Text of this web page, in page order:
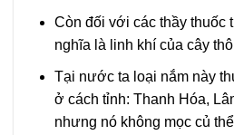
Còn đối với các thầy thuốc
nghĩa là linh khí của cây
Tại nước ta loại nắm này
ở cách tỉnh: Thanh Hóa,
nhưng nó không mọc củ